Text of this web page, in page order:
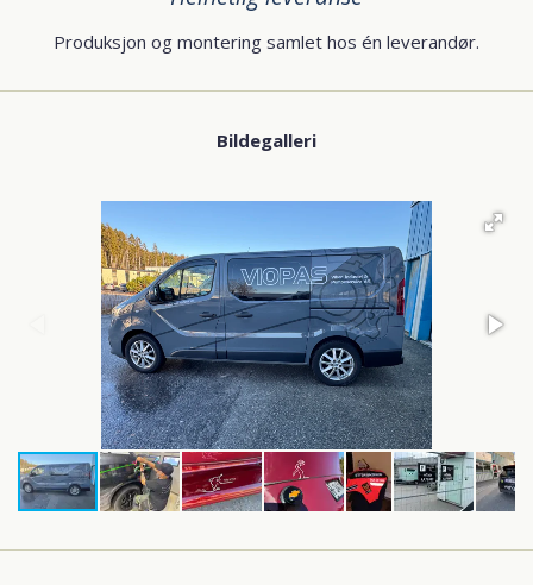
Produksjon og montering samlet hos én leverandør.
Bildegalleri